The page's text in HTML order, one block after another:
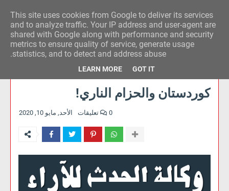
وكالة الحدث للآراء
كوردستان والحزام الناري!
الأحد, مايو 10, 2020 0 تعليقات
This site uses cookies from Google to deliver its services
and to analyze traffic. Your IP address and user-agent are
shared with Google along with performance and security
metrics to ensure quality of service, generate usage
statistics, and to detect and address abuse.
LEARN MORE GOT IT